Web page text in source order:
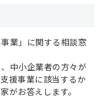
業」に関する相談窓
中小企業者の方々が
援事業に該当するか
がお答えします。